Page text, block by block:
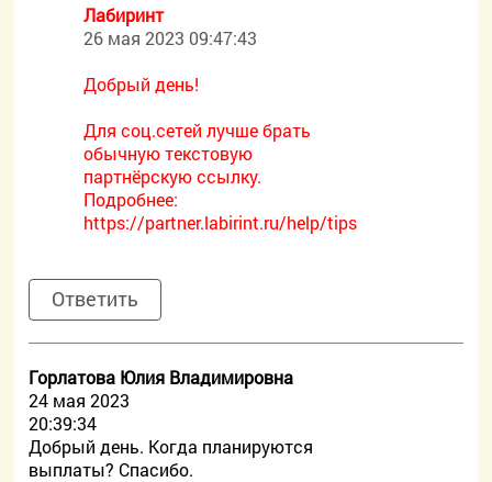
Лабиринт
26 мая 2023 09:47:43
Добрый день!
Для соц.сетей лучше брать
обычную текстовую
партнёрскую ссылку.
Подробнее:
https://partner.labirint.ru/help/tips
Ответить
Горлатова Юлия Владимировна
24 мая 2023
20:39:34
Добрый день. Когда планируются
выплаты? Спасибо.